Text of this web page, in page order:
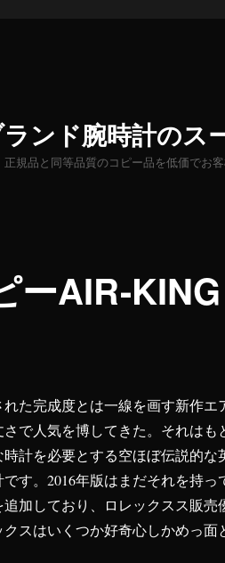
ンド腕時計のス
規品と同等品質のコピー品を低価でお
ーAIR-
た完成度とは一線を画す新作エ
で人気を博してきた。それはも
計を必要とする空ほぼ伝説的な
す。2016年版はまだそれを持っ
加しており、ロレックスス販売
スはいくつか好奇心しかめっ面